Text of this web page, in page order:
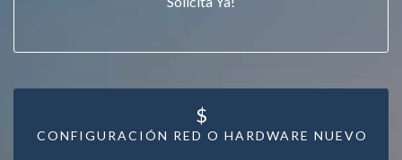
CONFIGURACIÓN RED O HARDWARE NUEVO
$